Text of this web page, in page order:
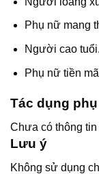
Phụ nữ mang
Người cao tuổi.
Phụ nữ tiền
Tác dụng phụ
Chưa có thông
Lưu ý
Không sử dụng